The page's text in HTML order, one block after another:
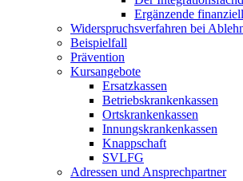
Ergänzende
Widerspruchsverfahren bei
Beispielfall
Prävention
Kursangebote
Ersatzkassen
Betriebskrankenkassen
Ortskrankenkassen
Innungskrankenkassen
Knappschaft
SVLFG
Adressen und Ansprechpartner